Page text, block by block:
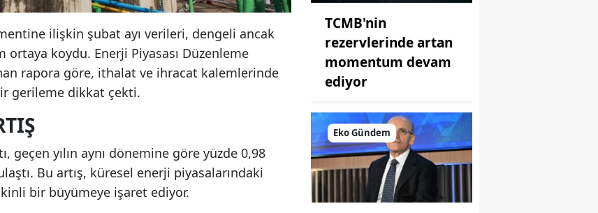
ilişkin şubat ayı verileri, dengeli ancak
koydu. Enerji Piyasası Düzenleme
rapora göre, ithalat ve ihracat kalemlerinde
gerileme dikkat çekti.
geçen yılın aynı dönemine göre yüzde 0,98
Bu artış, küresel enerji piyasalarındaki
bir büyümeye işaret ediyor.
TCMB'nin
rezervlerinde artan
momentum devam
ediyor
Eko Gündem